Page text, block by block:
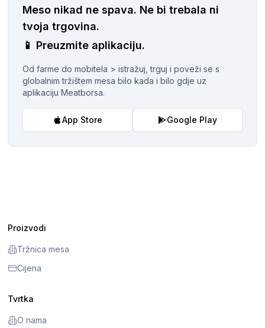
Meso nikad ne spava. Ne bi trebala ni
tvoja trgovina.
📱 Preuzmite aplikaciju.
Od farme do mobitela > istražuj, trguj i poveži se s
globalnim tržištem mesa bilo kada i bilo gdje uz
aplikaciju Meatborsa.
App Store Google Play
Proizvodi
Tržnica mesa
Cijena
Tvrtka
O nama